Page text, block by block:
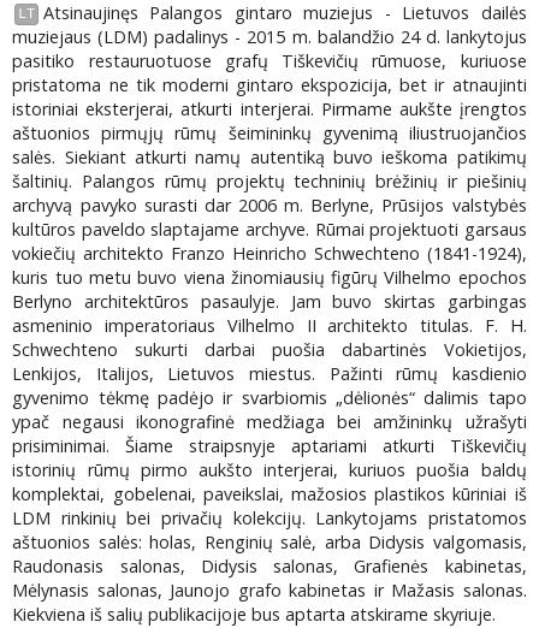
LT Atsinaujinęs Palangos gintaro muziejus - Lietuvos dailės
muziejaus (LDM) padalinys - 2015 m. balandžio 24 d. lankytojus
pasitiko restauruotuose grafų Tiškevičių rūmuose, kuriuose
pristatoma ne tik moderni gintaro ekspozicija, bet ir atnaujinti
istoriniai eksterjerai, atkurti interjerai. Pirmame aukšte įrengtos
aštuonios pirmųjų rūmų šeimininkų gyvenimą iliustruojančios
salės. Siekiant atkurti namų autentiką buvo ieškoma patikimų
šaltinių. Palangos rūmų projektų techninių brėžinių ir piešinių
archyvą pavyko surasti dar 2006 m. Berlyne, Prūsijos valstybės
kultūros paveldo slaptajame archyve. Rūmai projektuoti garsaus
vokiečių architekto Franzo Heinricho Schwechteno (1841-1924),
kuris tuo metu buvo viena žinomiausių figūrų Vilhelmo epochos
Berlyno architektūros pasaulyje. Jam buvo skirtas garbingas
asmeninio imperatoriaus Vilhelmo II architekto titulas. F. H.
Schwechteno sukurti darbai puošia dabartinės Vokietijos,
Lenkijos, Italijos, Lietuvos miestus. Pažinti rūmų kasdienio
gyvenimo tėkmę padėjo ir svarbiomis „dėlionės“ dalimis tapo
ypač negausi ikonografinė medžiaga bei amžininkų užrašyti
prisiminimai. Šiame straipsnyje aptariami atkurti Tiškevičių
istorinių rūmų pirmo aukšto interjerai, kuriuos puošia baldų
komplektai, gobelenai, paveikslai, mažosios plastikos kūriniai iš
LDM rinkinių bei privačių kolekcijų. Lankytojams pristatomos
aštuonios salės: holas, Renginių salė, arba Didysis valgomasis,
Raudonasis salonas, Didysis salonas, Grafienės kabinetas,
Mėlynasis salonas, Jaunojo grafo kabinetas ir Mažasis salonas.
Kiekviena iš salių publikacijoje bus aptarta atskirame skyriuje.